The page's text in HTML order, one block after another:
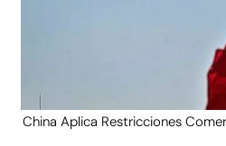
China Aplica Restricciones